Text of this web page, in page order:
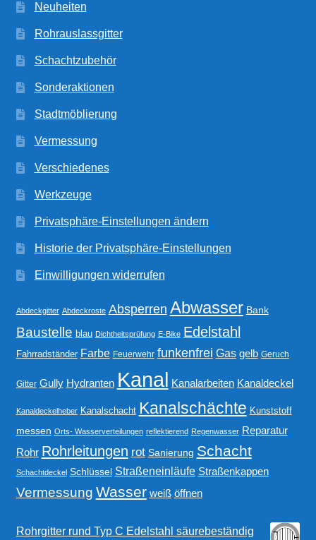
Neuheiten
Rohrauslassgitter
Schachtzubehör
Sonderaktionen
Stadtmöblierung
Vermessung
Verschiedenes
Werkzeuge
Privatsphäre-Einstellungen ändern
Historie der Privatsphäre-Einstellungen
Einwilligungen widerrufen
Abdeckgitter Abdeckroste Absperren Abwasser Bank
Baustelle blau Dichtheitsprüfung E-Bike Edelstahl
Fahrradständer Farbe Feuerwehr funkenfrei Gas gelb Geruch
Gitter Gully Hydranten Kanal Kanalarbeiten Kanaldeckel
Kanaldeckelheber Kanalschacht Kanalschächte Kunststoff
messen Orts- Wasserverteilungen reflektierend Regenwasser Reparatur
Rohr Rohrleitungen rot Sanierung Schacht
Schachtdeckel Schlüssel Straßeneinläufe Straßenkappen
Vermessung Wasser weiß öffnen
Rohrgitter rund Typ C Edelstahl säurebeständig